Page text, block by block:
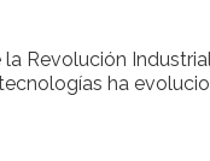
Revolución
ha